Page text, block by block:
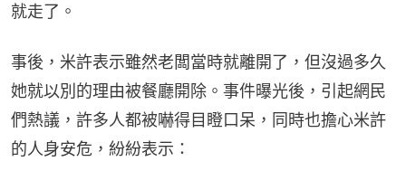
就走了。
事後，米許表示雖然老闆當時就離開了，但沒過多久
她就以別的理由被餐廳開除。事件曝光後，引起網民
們熱議，許多人都被嚇得目瞪口呆，同時也擔心米許
的人身安危，紛紛表示：